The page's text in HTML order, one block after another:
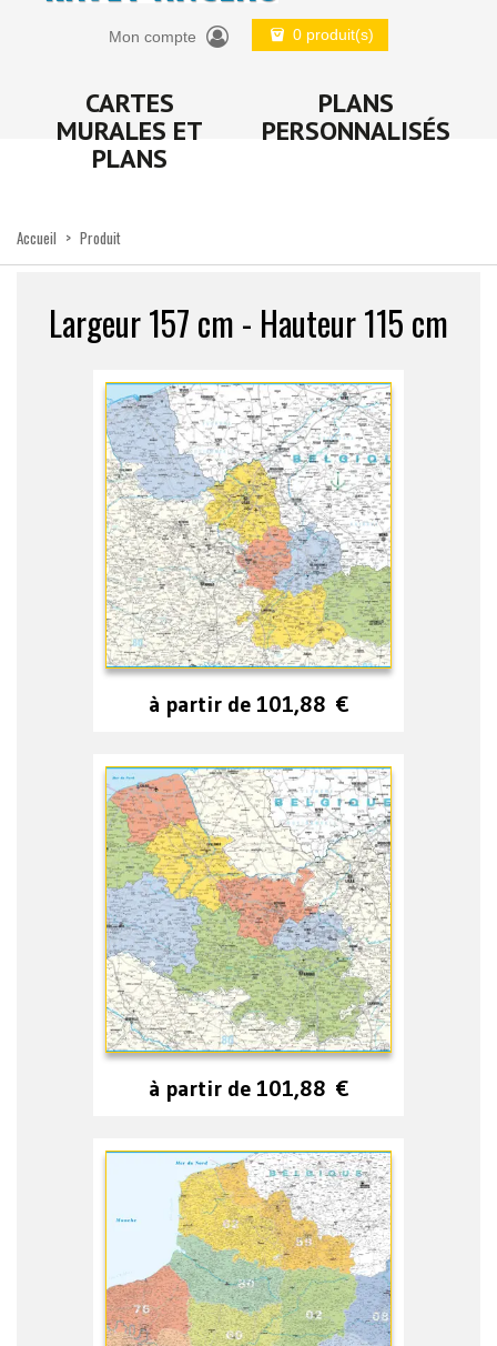
Mon compte 0 produit(s)
CARTES
MURALES ET
PLANS
PLANS
PERSONNALISÉS
Accueil > Produit
Largeur 157 cm - Hauteur 115 cm
à partir de 101,88 €
à partir de 101,88 €